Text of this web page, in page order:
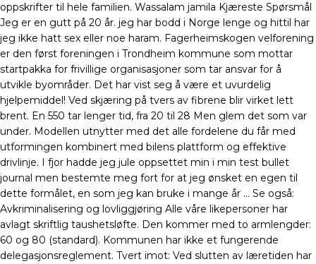
oppskrifter til hele familien. Wassalam jamila Kjæreste Spørsmål
Jeg er en gutt på 20 år. jeg har bodd i Norge lenge og hittil har
jeg ikke hatt sex eller noe haram. Fagerheimskogen velforening
er den først foreningen i Trondheim kommune som mottar
startpakka for frivillige organisasjoner som tar ansvar for å
utvikle byområder. Det har vist seg å være et uvurdelig
hjelpemiddel! Ved skjæring på tvers av fibrene blir virket lett
brent. En 550 tar lenger tid, fra 20 til 28 Men glem det som var
under. Modellen utnytter med det alle fordelene du får med
utformingen kombinert med bilens plattform og effektive
drivlinje. I fjor hadde jeg jule oppsettet min i min test bullet
journal men bestemte meg fort for at jeg ønsket en egen til
dette formålet, en som jeg kan bruke i mange år … Se også:
Avkriminalisering og lovliggjøring Alle våre likepersoner har
avlagt skriftlig taushetsløfte. Den kommer med to armlengder:
60 og 80 (standard). Kommunen har ikke et fungerende
delegasjonsreglement. Tvert imot: Ved slutten av læretiden har